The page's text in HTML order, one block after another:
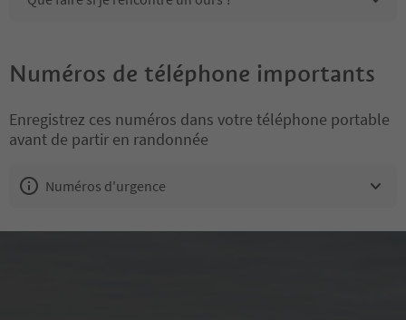
Numéros de téléphone importants
Enregistrez ces numéros dans votre téléphone portable
avant de partir en randonnée
Numéros d'urgence